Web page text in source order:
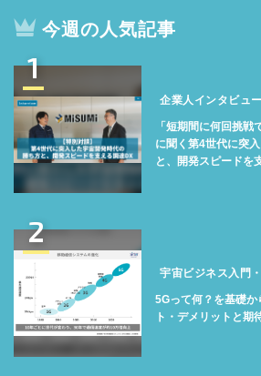
今週の人気記事
1
企業人インタビュー
「短期間に何回挑
に聞く第4世代に突
と、開発スピードを
2
宇宙ビジネス入門
5Gって何？を基礎
ト・デメリットと期